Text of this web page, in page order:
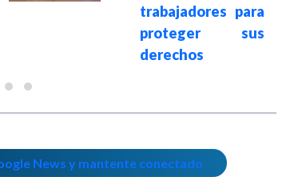
trabajadores para
proteger sus
derechos
News y mantente conectado